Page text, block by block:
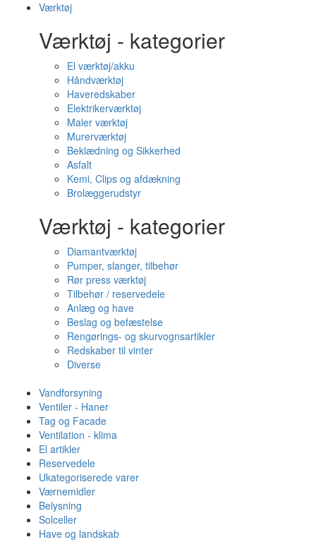
Værktøj
Værktøj - kategorier
El værktøj/akku
Håndværktøj
Haveredskaber
Elektrikerværktøj
Maler værktøj
Murerværktøj
Beklædning og Sikkerhed
Asfalt
Kemi, Clips og afdækning
Brolæggerudstyr
Værktøj - kategorier
Diamantværktøj
Pumper, slanger, tilbehør
Rør press værktøj
Tilbehør / reservedele
Anlæg og have
Beslag og befæstelse
Rengørings- og skurvognsartikler
Redskaber til vinter
Diverse
Vandforsyning
Ventiler - Haner
Tag og Facade
Ventilation - klima
El artikler
Reservedele
Ukategoriserede varer
Værnemidler
Belysning
Solceller
Have og landskab